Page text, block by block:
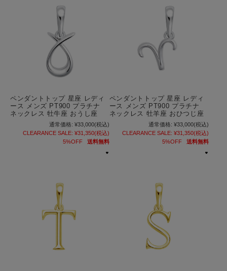
ペンダントトップ 星座 レディ
ース メンズ PT900 プラチナ
ネックレス 牡牛座 おうし座
通常価格: ¥33,000(税込)
CLEARANCE SALE: ¥31,350(税込)
5%OFF
送料無料
ペンダントトップ 星座 レディ
ース メンズ PT900 プラチナ
ネックレス 牡羊座 おひつじ座
通常価格: ¥33,000(税込)
CLEARANCE SALE: ¥31,350(税込)
5%OFF
送料無料